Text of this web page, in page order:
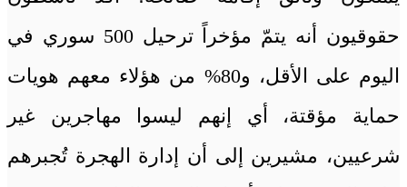
حقوقيون أنه يتمّ مؤخراً ترحيل 500 سوري في
اليوم على الأقل، و‎%‎80 من هؤلاء معهم هويات
حماية مؤقتة، أي إنهم ليسوا مهاجرين غير
شرعيين، مشيرين إلى أن إدارة الهجرة تُجبرهم